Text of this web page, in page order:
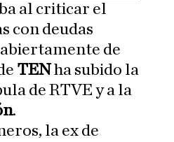
al criticar el
con deudas
de
TENha subido la
de RTVE y a la
.
la ex de